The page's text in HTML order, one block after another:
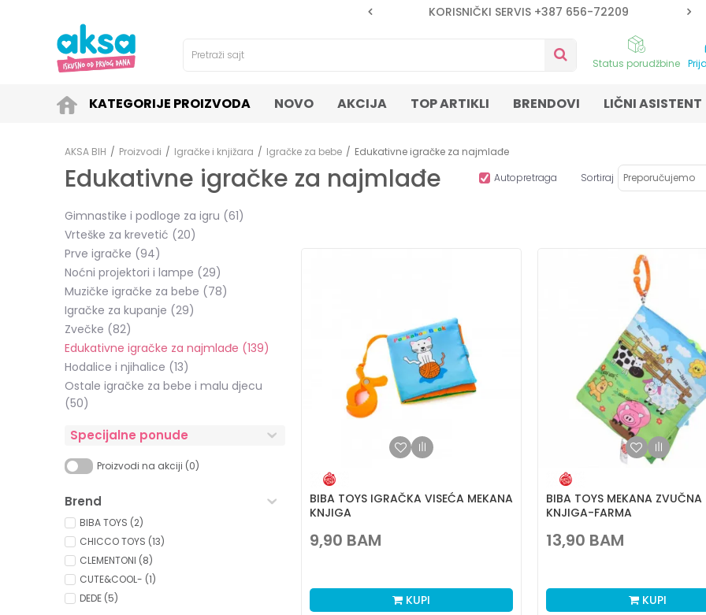
KORISNIČKI SERVIS +387 656-72209
Pretraži sajt
Status porudžbine
KATEGORIJE PROIZVODA NOVO AKCIJA TOP ARTIKLI BRENDOVI LIČNI ASISTENT
AKSA BIH Proizvodi Igračke i knjižara Igračke za bebe Edukativne igračke za najmlađe
Edukativne igračke za najmlađe Autopretraga Sortiraj
Gimnastike i podloge za igru (61)
Vrteške za krevetić (20)
Prve igračke (94)
Noćni projektori i lampe (29)
Muzičke igračke za bebe (78)
Igračke za kupanje (29)
Zvečke (82)
Edukativne igračke za najmlađe (139)
Hodalice i njihalice (13)
Ostale igračke za bebe i malu djecu
(50)
Specijalne ponude
Proizvodi na akciji (0)
Brend
BIBA TOYS (2)
CHICCO TOYS (13)
CLEMENTONI (8)
CUTE&COOL- (1)
DEDE (5)
BIBA TOYS IGRAČKA VISEĆA MEKANA
KNJIGA
9,90 BAM
KUPI
BIBA TOYS MEKANA ZVUČNA
KNJIGA-FARMA
13,90 BAM
KUPI